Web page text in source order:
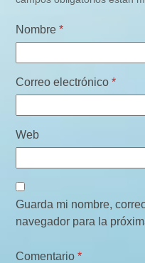
Nombre*
Correo electrónico*
Web
Guarda mi nombre,
navegador para la
Comentario*